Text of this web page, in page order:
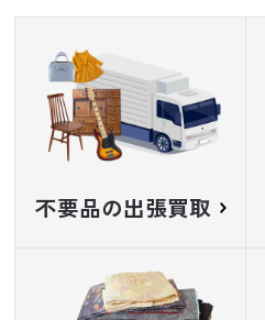
不要品の出張買取